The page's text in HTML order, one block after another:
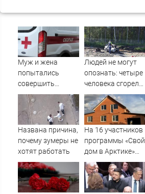
Муж и жена
попытались
совершить
суицид,
предупредив
оперативные
службы
Людей не могут
опознать: четыре
человека сгорели
заживо в
страшном ДТП на
трассе
07/08/2026 –
Названа причина,
почему зумеры не
хотят работать
На 16 участников
программы «Свой
дом в Арктике»
подали в суд